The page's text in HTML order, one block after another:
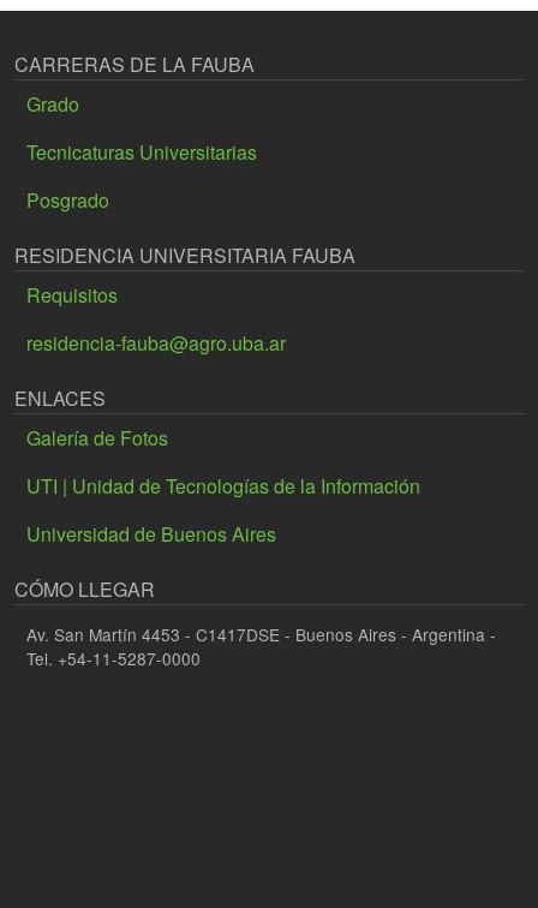
CARRERAS DE LA FAUBA
Grado
Tecnicaturas Universitarias
Posgrado
RESIDENCIA UNIVERSITARIA FAUBA
Requisitos
residencia-fauba@agro.uba.ar
ENLACES
Galería de Fotos
UTI | Unidad de Tecnologías de la Información
Universidad de Buenos Aires
CÓMO LLEGAR
Av. San Martín 4453 - C1417DSE - Buenos Aires - Argentina -
Tel. +54-11-5287-0000